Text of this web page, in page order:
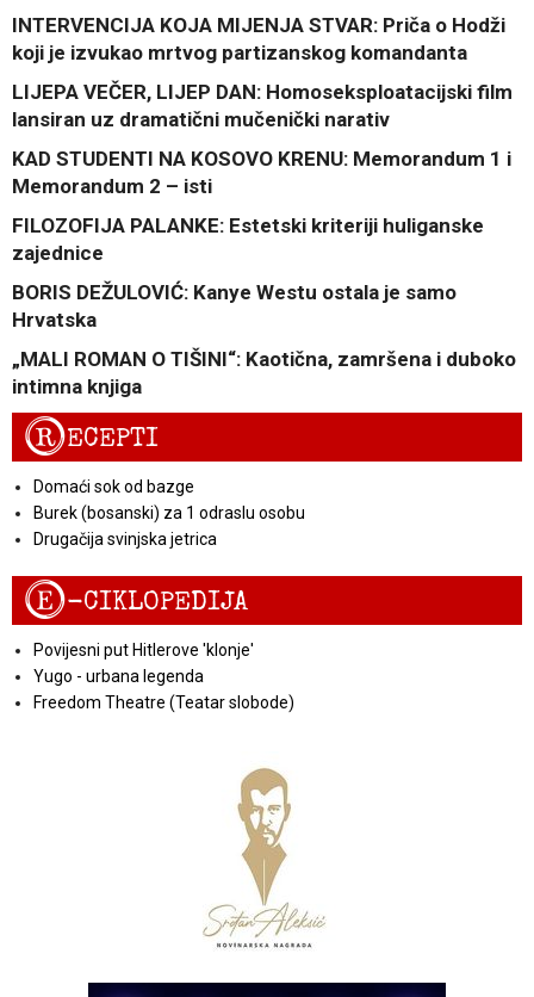
INTERVENCIJA KOJA MIJENJA STVAR: Priča o Hodži
koji je izvukao mrtvog partizanskog komandanta
LIJEPA VEČER, LIJEP DAN: Homoseksploatacijski film
lansiran uz dramatični mučenički narativ
KAD STUDENTI NA KOSOVO KRENU: Memorandum 1 i
Memorandum 2 – isti
FILOZOFIJA PALANKE: Estetski kriteriji huliganske
zajednice
BORIS DEŽULOVIĆ: Kanye Westu ostala je samo
Hrvatska
„MALI ROMAN O TIŠINI“: Kaotična, zamršena i duboko
intimna knjiga
RECEPTI
Domaći sok od bazge
Burek (bosanski) za 1 odraslu osobu
Drugačija svinjska jetrica
E-CIKLOPEDIJA
Povijesni put Hitlerove 'klonje'
Yugo - urbana legenda
Freedom Theatre (Teatar slobode)